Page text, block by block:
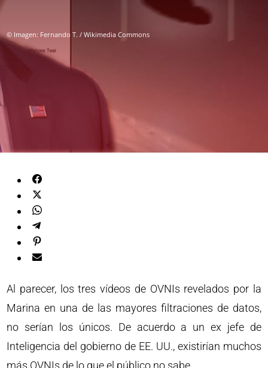
© Imagen: Fernando T. / Wikimedia Commons
Al parecer, los tres vídeos de OVNIs revelados por la
Marina en una de las mayores filtraciones de datos,
no serían los únicos. De acuerdo a un ex jefe de
Inteligencia del gobierno de EE. UU., existirían muchos
más OVNIs de lo que el público no sabe.